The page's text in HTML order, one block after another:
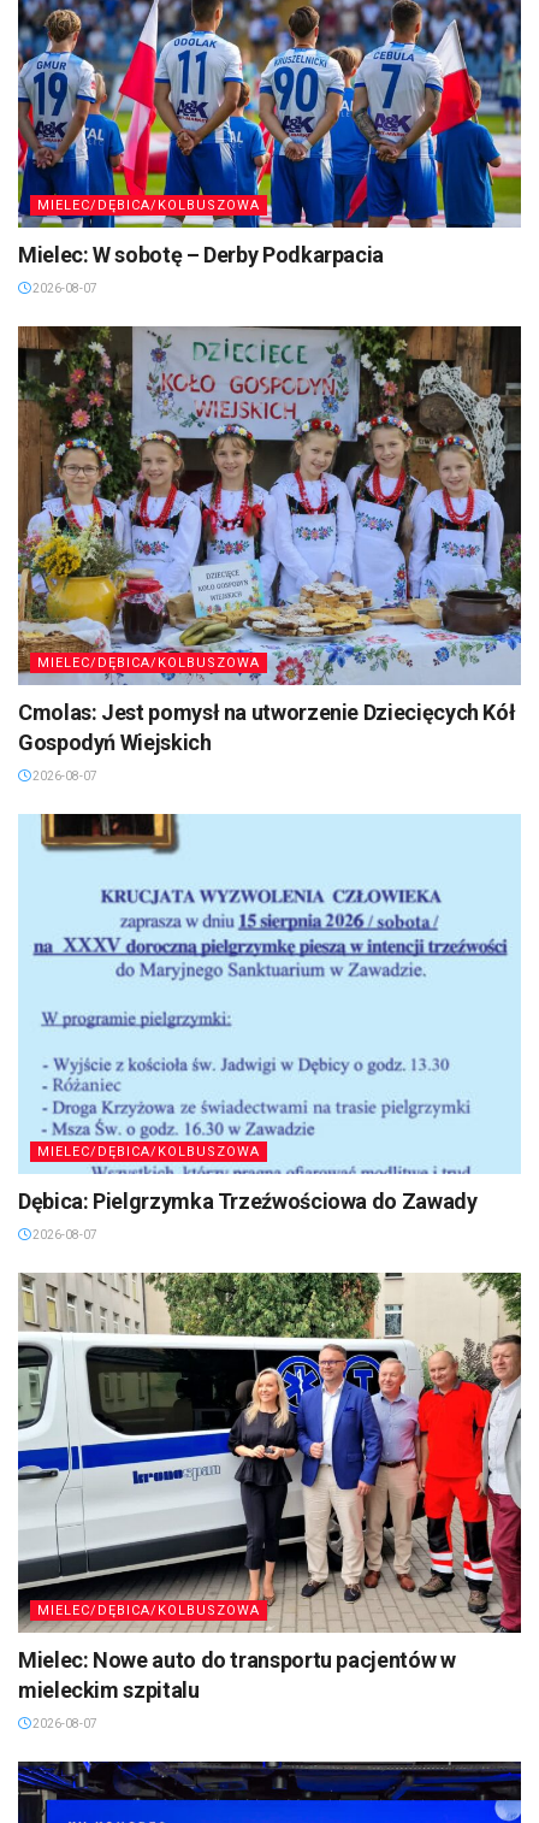
MIELEC/DĘBICA/KOLBUSZOWA
Mielec: W sobotę – Derby Podkarpacia
2026-08-07
MIELEC/DĘBICA/KOLBUSZOWA
Cmolas: Jest pomysł na utworzenie Dziecięcych Kół
Gospodyń Wiejskich
2026-08-07
MIELEC/DĘBICA/KOLBUSZOWA
Dębica: Pielgrzymka Trzeźwościowa do Zawady
2026-08-07
MIELEC/DĘBICA/KOLBUSZOWA
Mielec: Nowe auto do transportu pacjentów w
mieleckim szpitalu
2026-08-07